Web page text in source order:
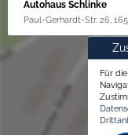
Autohaus Schlinke
Paul-Gerhardt-Str. 26,
Für